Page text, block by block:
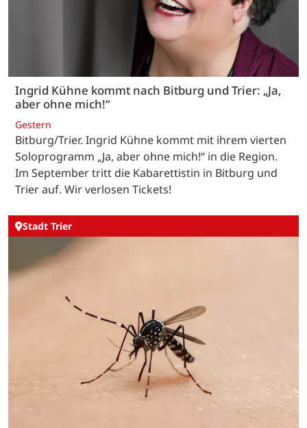
Ingrid Kühne kommt nach Bitburg und Trier: „Ja,
aber ohne mich!“
Gestern
Bitburg/Trier. Ingrid Kühne kommt mit ihrem vierten
Soloprogramm „Ja, aber ohne mich!“ in die Region.
Im September tritt die Kabarettistin in Bitburg und
Trier auf. Wir verlosen Tickets!
Stadt Trier